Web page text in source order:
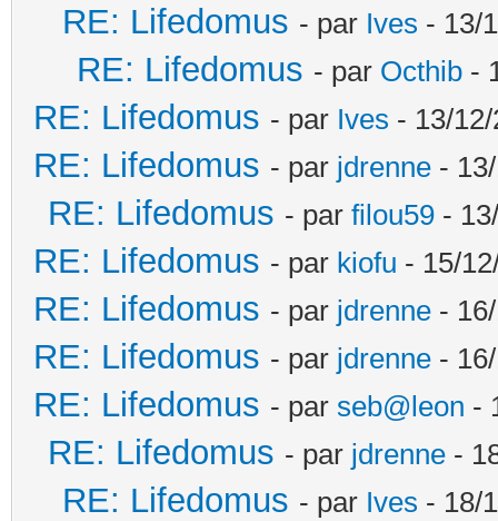
RE: Lifedomus - par Ives - 13/
RE: Lifedomus - par Octhib -
RE: Lifedomus - par Ives - 13/
RE: Lifedomus - par jdrenne -
RE: Lifedomus - par filou59 -
RE: Lifedomus - par kiofu - 15/
RE: Lifedomus - par jdrenne -
RE: Lifedomus - par jdrenne -
RE: Lifedomus - par seb@leon -
RE: Lifedomus - par jdrenne -
RE: Lifedomus - par Ives - 18/